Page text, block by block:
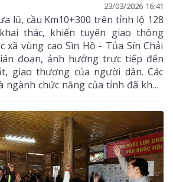
23/03/2026 16:41
lũ, cầu Km10+300 trên tỉnh lộ 128
thác, khiến tuyến giao thông
xã vùng cao Sìn Hồ - Tủa Sín Chải
đoạn, ảnh hưởng trực tiếp đến
giao thương của người dân. Các
ngành chức năng của tỉnh đã khẩn
đường tránh, nỗ lực thi công để